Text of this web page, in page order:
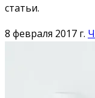
статьи.
8 февраля 2017 г.